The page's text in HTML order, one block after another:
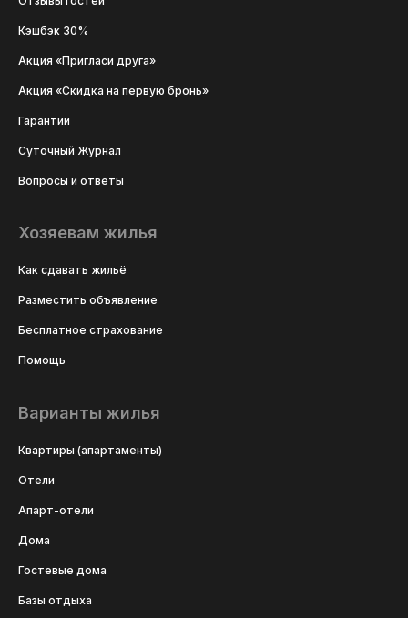
Кэшбэк 30%
Акция «Пригласи друга»
Акция «Скидка на первую бронь»
Гарантии
Суточный Журнал
Вопросы и ответы
Хозяевам жилья
Как сдавать жильё
Разместить объявление
Бесплатное страхование
Помощь
Варианты жилья
Квартиры (апартаменты)
Отели
Апарт-отели
Дома
Гостевые дома
Базы отдыха